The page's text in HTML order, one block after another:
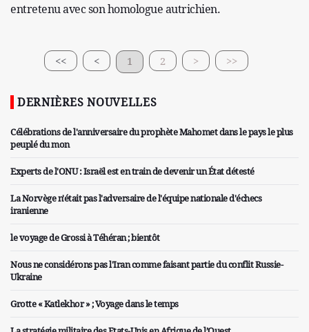
entretenu avec son homologue autrichien.
<< < 1 2 > >>
DERNIÈRES NOUVELLES
Célébrations de l'anniversaire du prophète Mahomet dans le pays le plus
peuplé du mon
Experts de l'ONU : Israël est en train de devenir un État détesté
La Norvège n'était pas l'adversaire de l'équipe nationale d'échecs
iranienne
le voyage de Grossi à Téhéran ; bientôt
Nous ne considérons pas l'Iran comme faisant partie du conflit Russie-
Ukraine
Grotte « Katlekhor » ; Voyage dans le temps